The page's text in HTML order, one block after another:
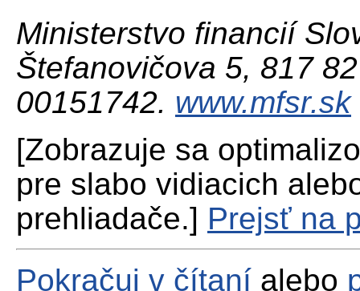
Ministerstvo financií
Štefanovičova 5, 817
00151742. www.mfsr.sk
[Zobrazuje sa
pre slabo vidiacich
prehliadače.] Prejsť na
Pokračuj v čítaní alebo